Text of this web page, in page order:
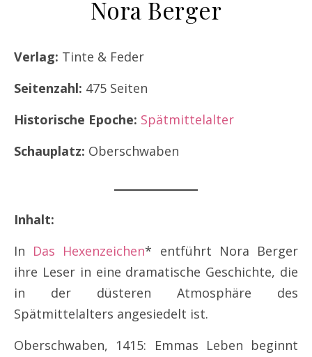
Nora Berger
Verlag: Tinte & Feder
Seitenzahl: 475 Seiten
Historische Epoche: Spätmittelalter
Schauplatz: Oberschwaben
Inhalt:
In Das Hexenzeichen* entführt Nora Berger
ihre Leser in eine dramatische Geschichte, die
in der düsteren Atmosphäre des
Spätmittelalters angesiedelt ist.
Oberschwaben, 1415: Emmas Leben beginnt